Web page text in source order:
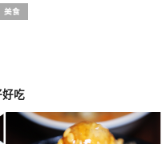
美食
好吃